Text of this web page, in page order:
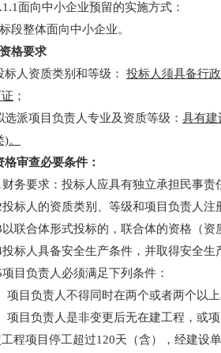
面向中小企业预留的实施方式：
段整体面向中小企业。
格要求
标人资质类别和等级：
投标人须具备行
；
选派项目负责人专业及资质等级： 具有建
。
格审查必要条件：
财务要求：投标人应具有独立承担民事
投标人的资质类别、等级和项目负责人
以联合体形式投标的，联合体的资格（
投标人具备安全生产条件，并取得安全
项目负责人必须满足下列条件：
项目负责人不得同时在两个或者两个以
项目负责人是非变更后无在建工程，或
工程项目停工超过120天（含），经建设